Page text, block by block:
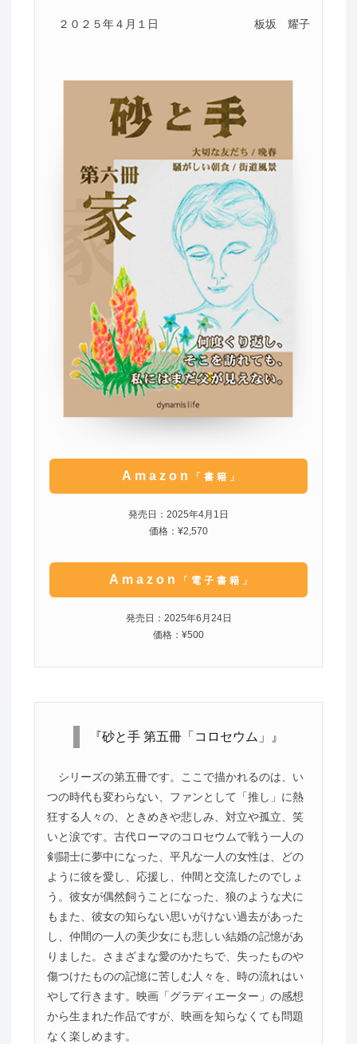
２０２５年４月１日 板坂 耀子
Amazon 「書籍」
発売日：2025年4月1日
価格：¥2,570
Amazon 「電子書籍」
発売日：2025年6月24日
価格：¥500
『砂と手 第五冊「コロセウム」』
シリーズの第五冊です。ここで描かれるのは、い
つの時代も変わらない、ファンとして「推し」に熱
狂する人々の、ときめきや悲しみ、対立や孤立、笑
いと涙です。古代ローマのコロセウムで戦う一人の
剣闘士に夢中になった、平凡な一人の女性は、どの
ように彼を愛し、応援し、仲間と交流したのでしょ
う。彼女が偶然飼うことになった、狼のような犬に
もまた、彼女の知らない思いがけない過去があった
し、仲間の一人の美少女にも悲しい結婚の記憶があ
りました。さまざまな愛のかたちで、失ったものや
傷つけたものの記憶に苦しむ人々を、時の流れはい
やして行きます。映画「グラディエーター」の感想
から生まれた作品ですが、映画を知らなくても問題
なく楽しめます。